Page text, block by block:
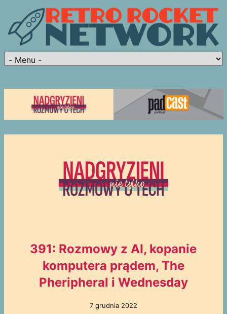
391: Rozmowy z AI, kopanie
komputera prądem, The
Pheripheral i Wednesday
7 grudnia 2022